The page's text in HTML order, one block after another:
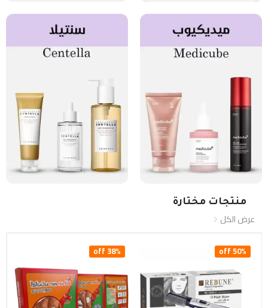
منتجات مختارة
عرض الكل
50% off
38% off